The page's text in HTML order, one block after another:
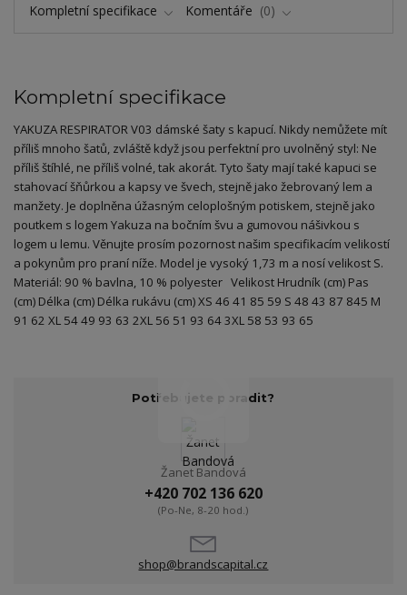
Kompletní specifikace Komentáře 0
Kompletní specifikace
YAKUZA RESPIRATOR V03 dámské šaty s kapucí. Nikdy nemůžete mít
příliš mnoho šatů, zvláště když jsou perfektní pro uvolněný styl: Ne
příliš štíhlé, ne příliš volné, tak akorát. Tyto šaty mají také kapuci se
stahovací šňůrkou a kapsy ve švech, stejně jako žebrovaný lem a
manžety. Je doplněna úžasným celoplošným potiskem, stejně jako
poutkem s logem Yakuza na bočním švu a gumovou nášivkou s
logem u lemu. Věnujte prosím pozornost našim specifikacím velikostí
a pokynům pro praní níže. Model je vysoký 1,73 m a nosí velikost S.
Materiál: 90 % bavlna, 10 % polyester Velikost Hrudník (cm) Pas
(cm) Délka (cm) Délka rukávu (cm) XS 46 41 85 59 S 48 43 87 845 M
91 62 XL 54 49 93 63 2XL 56 51 93 64 3XL 58 53 93 65
Potřebujete poradit?
Žanet Bandová
+420 702 136 620
(Po-Ne, 8-20 hod.)
shop@brandscapital.cz